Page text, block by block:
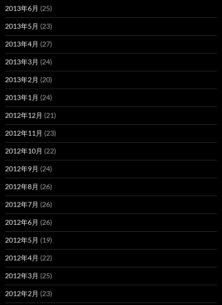
2013年6月 (25)
2013年5月 (23)
2013年4月 (27)
2013年3月 (24)
2013年2月 (20)
2013年1月 (24)
2012年12月 (21)
2012年11月 (23)
2012年10月 (22)
2012年9月 (24)
2012年8月 (26)
2012年7月 (26)
2012年6月 (26)
2012年5月 (19)
2012年4月 (22)
2012年3月 (25)
2012年2月 (23)